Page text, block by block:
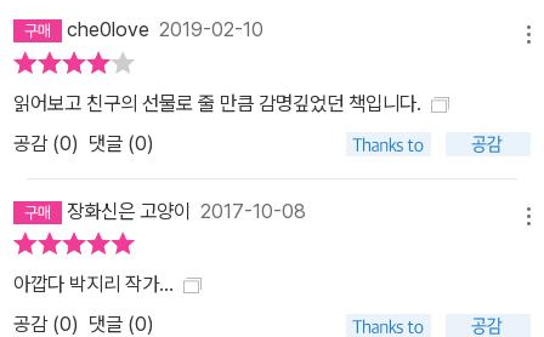
을 당한 다음 날에도 어김없이 남편의 출근 준비를 돕고 아무 일 없었
다는 듯이 아빠와 한방에서 잤다. 누나는 살려 달라는 엄마의 비명 소
리와 아빠의 더러운 욕설에도 자신은 절대 울지 않아야 하는 역을 맡
을 살아간다. 나는 우리 가족의 정체가 드러날까 전전긍긍하며 스스
로 지냈다. 이제 ‘아빠의 죽음’으로 모든 것을 새로 시작할 수 있을 거
라는 희망에 차 있던 나는 누나와 엄마가 ‘아빠’의 존재를 감사패와 훈
장으로 미화하고, 그동안의 일들은 은폐하려 한다고 생각한다. 나는
“우리를 괴롭히던 유일한 악인이 죽었고, 집은 믿을 수 없을 정도로
che0love 2019-02-10
읽어보고 친구의 선물로 줄 만큼 감명깊었던 책입니다.
공감 (0) 댓글 (0)
장화신은 고양이 2017-10-08
아깝다 박지리 작가...
공감 (0) 댓글 (0)